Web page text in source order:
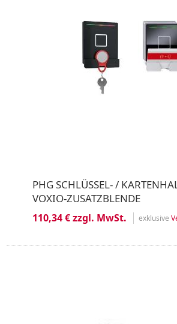
PHG SCHLÜSSEL- /
VOXIO-ZUSATZBLENDE
110,34 € zzgl. MwSt. exklusive